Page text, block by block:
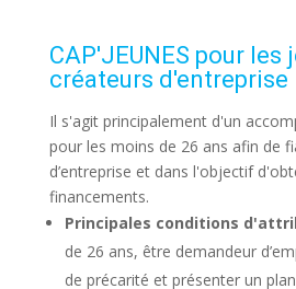
CAP'JEUNES pour les
créateurs d'entreprise
Il s'agit principalement d'un
pour les moins de 26 ans afin de
d’entreprise et dans l'objectif
financements.
Principales conditions
de 26 ans, être demandeur
de précarité et présenter un